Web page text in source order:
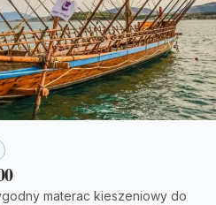
materac kieszeniowy do